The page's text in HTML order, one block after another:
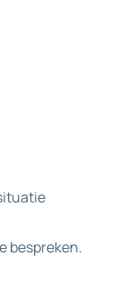
bespreken.